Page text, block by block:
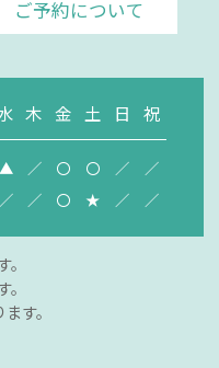
ご予約について
木 金 土 日 祝
▲ ／ 〇 〇 ／ ／
／ ／ 〇 ★ ／ ／
す。